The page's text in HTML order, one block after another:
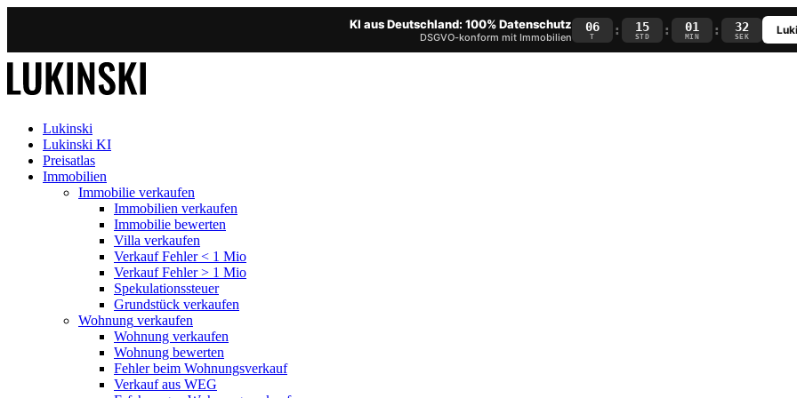
KI aus Deutschland: 100% Datenschutz
DSGVO-konform mit Immobilien
06
T : 15
STD : 01
MIN : 31
SEK
Lukinski
Lukinski KI
Preisatlas
Immobilien
Immobilie verkaufen
Immobilien verkaufen
Immobilie bewerten
Villa verkaufen
Verkauf Fehler < 1 Mio
Verkauf Fehler > 1 Mio
Spekulationssteuer
Grundstück verkaufen
Wohnung verkaufen
Wohnung verkaufen
Wohnung bewerten
Fehler beim Wohnungsverkauf
Verkauf aus WEG